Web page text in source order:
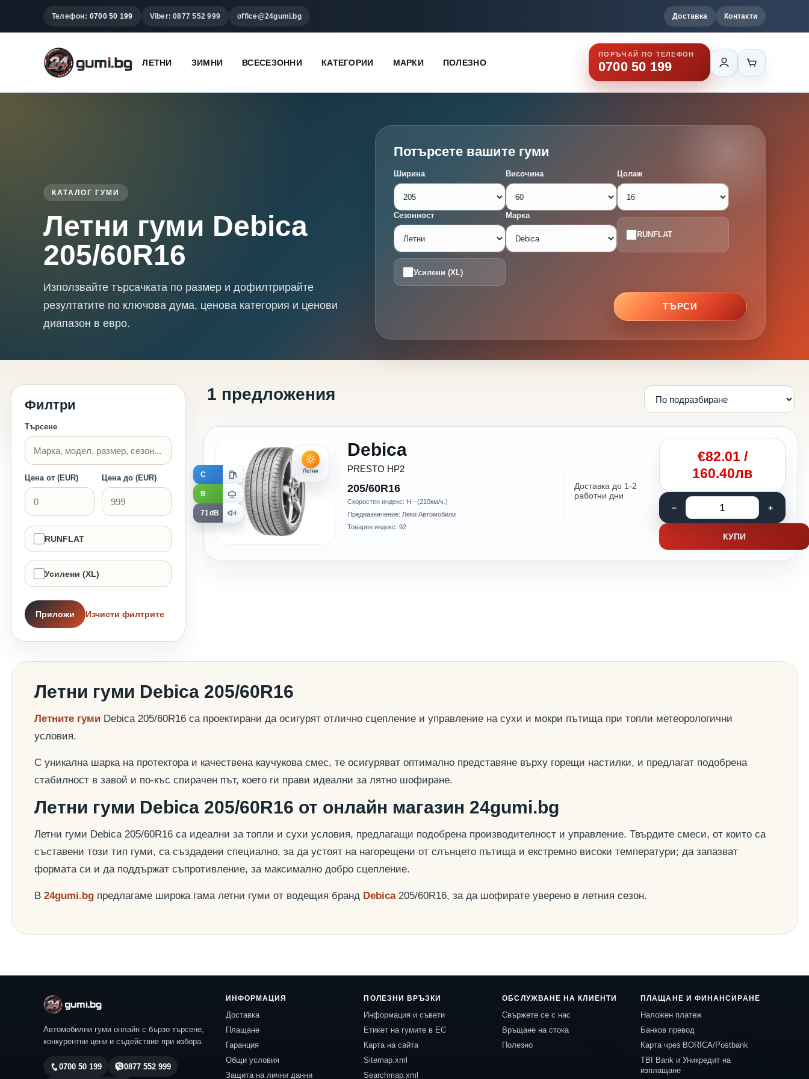
Телефон: 0700 50 199 Viber: 0877 552 999 office@24gumi.bg Доставка Контакти
ЛЕТНИ ЗИМНИ ВСЕСЕЗОННИ КАТЕГОРИИ МАРКИ ПОЛЕЗНО
ПОРЪЧАЙ ПО ТЕЛЕФОН
0700 50 199
КАТАЛОГ ГУМИ
Летни гуми Debica
205/60R16
Използвайте търсачката по размер и дофилтрирайте
резултатите по ключова дума, ценова категория и ценови
диапазон в евро.
Потърсете вашите гуми
Ширина Височина Цолаж
Сезонност Марка
RUNFLAT
Усилени (XL)
ТЪРСИ
Филтри
Търсене
Цена от (EUR) Цена до (EUR)
RUNFLAT
Усилени (XL)
Приложи Изчисти филтрите
1 предложения
Летни
Debica
PRESTO HP2
205/60R16
C
B
71dB
Скоростен индекс: H - (210км/ч.)
Предназначение: Леки Автомобили
Товарен индекс: 92
Доставка до 1-2
работни дни
€82.01/
160.40лв
КУПИ
Летни гуми Debica 205/60R16
Летните гуми Debica 205/60R16 са проектирани да осигурят отлично сцепление и управление на сухи и мокри пътища при топли метеорологични
условия.
С уникална шарка на протектора и качествена каучукова смес, те осигуряват оптимално представяне върху горещи настилки, и предлагат подобрена
стабилност в завой и по-къс спирачен път, което ги прави идеални за лятно шофиране.
Летни гуми Debica 205/60R16 от онлайн магазин 24gumi.bg
Летни гуми Debica 205/60R16 са идеални за топли и сухи условия, предлагащи подобрена производителност и управление. Твърдите смеси, от които са
съставени този тип гуми, са създадени специално, за да устоят на нагорещени от слънцето пътища и екстремно високи температури; да запазват
формата си и да поддържат съпротивление, за максимално добро сцепление.
В 24gumi.bg предлагаме широка гама летни гуми от водещия бранд Debica 205/60R16, за да шофирате уверено в летния сезон.
Автомобилни гуми онлайн с бързо търсене,
конкурентни цени и съдействие при избора.
0700 50 199 0877 552 999
ИНФОРМАЦИЯ
Доставка
Плащане
Гаранция
Общи условия
Защита на лични данни
ПОЛЕЗНИ ВРЪЗКИ
Информация и съвети
Етикет на гумите в ЕС
Карта на сайта
Sitemap.xml
Searchmap.xml
ОБСЛУЖВАНЕ НА КЛИЕНТИ
Свържете се с нас
Връщане на стока
Полезно
ПЛАЩАНЕ И ФИНАНСИРАНЕ
Наложен платеж
Банков превод
Карта чрез BORICA/Postbank
TBI Bank и Уникредит на
изплащане